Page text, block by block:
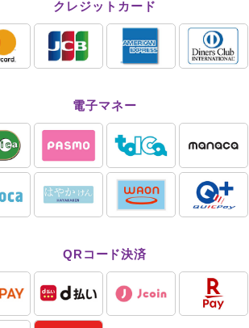
クレジットカード
電子マネー
QRコード決済